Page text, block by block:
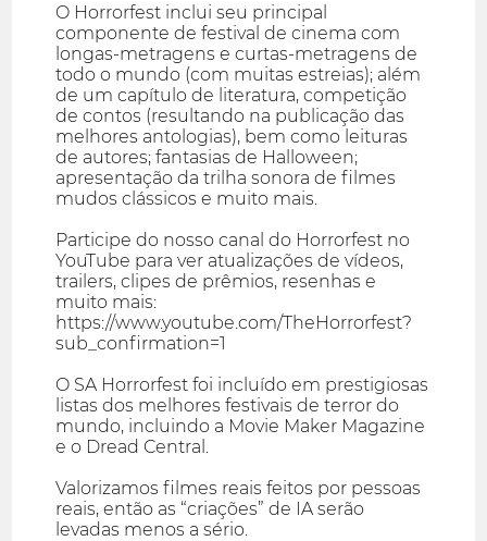
O Horrorfest inclui seu principal
componente de festival de cinema com
longas-metragens e curtas-metragens de
todo o mundo (com muitas estreias); além
de um capítulo de literatura, competição
de contos (resultando na publicação das
melhores antologias), bem como leituras
de autores; fantasias de Halloween;
apresentação da trilha sonora de filmes
mudos clássicos e muito mais.
Participe do nosso canal do Horrorfest no
YouTube para ver atualizações de vídeos,
trailers, clipes de prêmios, resenhas e
muito mais:
https://www.youtube.com/TheHorrorfest?
sub_confirmation=1
O SA Horrorfest foi incluído em prestigiosas
listas dos melhores festivais de terror do
mundo, incluindo a Movie Maker Magazine
e o Dread Central.
Valorizamos filmes reais feitos por pessoas
reais, então as “criações” de IA serão
levadas menos a sério.